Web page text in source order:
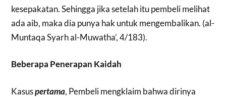
kesepakatan. Sehingga jika setelah itu pembeli melihat
ada aib, maka dia punya hak untuk mengembalikan. (al-
Muntaqa Syarh al-Muwatha’, 4/183).
Beberapa Penerapan Kaidah
Kasuspertama, Pembeli mengklaim bahwa dirinya